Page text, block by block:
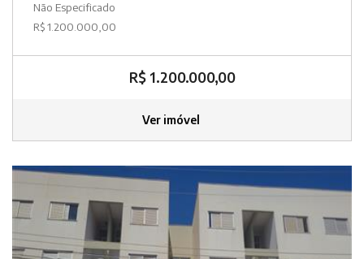
Não Especificado
R$ 1.200.000,00
R$ 1.200.000,00
Ver imóvel